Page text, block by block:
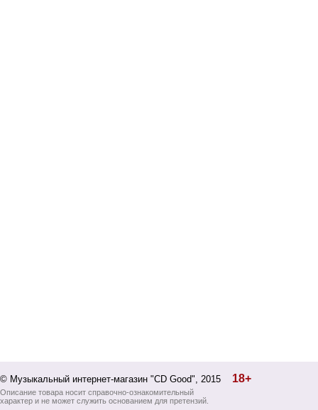
© Музыкальный интернет-магазин "CD Good", 2015 18+
Описание товара носит справочно-ознакомительный
характер и не может служить основанием для претензий.